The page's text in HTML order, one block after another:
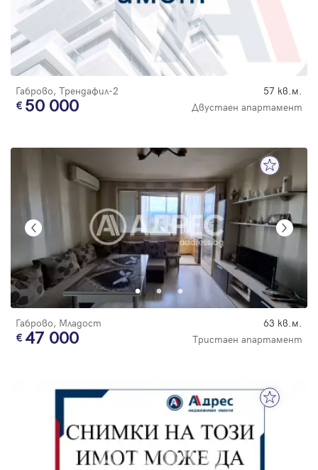
Габрово, Трендафил-2 57 кв.м.
50 000 Двустаен апартамент
Габрово, Младост 63 кв.м.
47 000 Тристаен апартамент